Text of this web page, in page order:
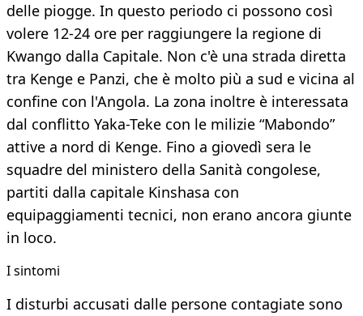
delle piogge. In questo periodo ci possono così
volere 12-24 ore per raggiungere la regione di
Kwango dalla Capitale. Non c'è una strada diretta
tra Kenge e Panzi, che è molto più a sud e vicina al
confine con l'Angola. La zona inoltre è interessata
dal conflitto Yaka-Teke con le milizie “Mabondo”
attive a nord di Kenge. Fino a giovedì sera le
squadre del ministero della Sanità congolese,
partiti dalla capitale Kinshasa con
equipaggiamenti tecnici, non erano ancora giunte
in loco.
I sintomi
I disturbi accusati dalle persone contagiate sono